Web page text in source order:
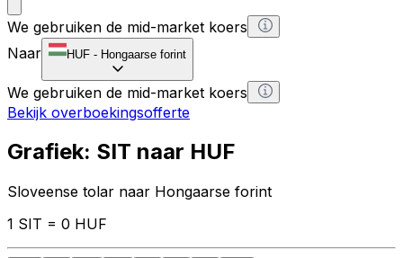
We gebruiken de mid-market koers
Naar
HUF - Hongaarse forint
We gebruiken de mid-market koers
Bekijk overboekingsofferte
Grafiek: SIT naar HUF
Sloveense tolar naar Hongaarse forint
1 SIT = 0 HUF